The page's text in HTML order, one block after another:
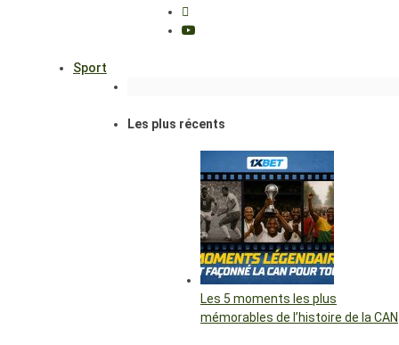
Sport
Les plus récents
Les 5 moments les plus
mémorables de l’histoire de la CAN